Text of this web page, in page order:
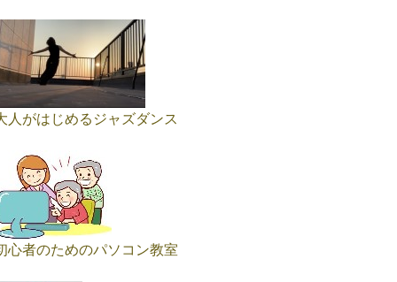
人がはじめるジャズダンス
心者のためのパソコン教室